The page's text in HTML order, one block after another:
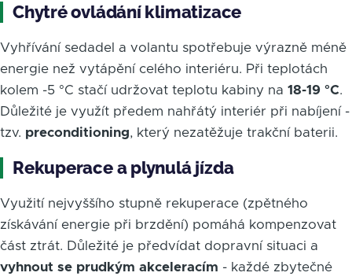
Chytré ovládání klimatizace
Vyhřívání sedadel a volantu spotřebuje výrazně méně
energie než vytápění celého interiéru. Při teplotách
kolem -5 °C stačí udržovat teplotu kabiny na 18-19 °C.
Důležité je využít předem nahřátý interiér při nabíjení -
tzv. preconditioning, který nezatěžuje trakční baterii.
Rekuperace a plynulá jízda
Využití nejvyššího stupně rekuperace (zpětného
získávání energie při brzdění) pomáhá kompenzovat
část ztrát. Důležité je předvídat dopravní situaci a
vyhnout se prudkým akceleracím - každé zbytečné